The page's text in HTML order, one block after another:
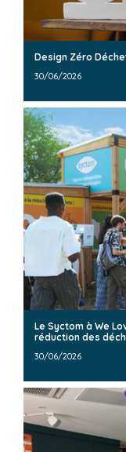
Design Zéro
30/06/2026
Le Syctom à We
réduction des
30/06/2026